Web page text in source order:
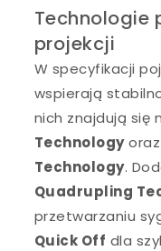
Technologie
projekcji
W specyfikacji
wspierają
nich znajdują się
Technologyoraz
Technology.
Quadrupling
przetwarzaniu
Quick Off dla